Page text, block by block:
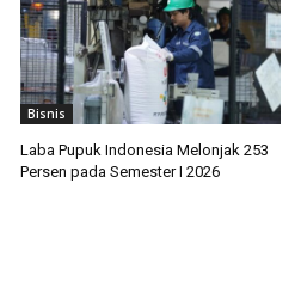
Bisnis
Laba Pupuk Indonesia Melonjak 253
Persen pada Semester I 2026